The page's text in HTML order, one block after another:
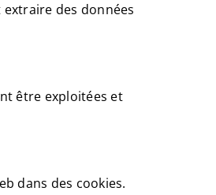
extraire des données
être exploitées et
dans des cookies.